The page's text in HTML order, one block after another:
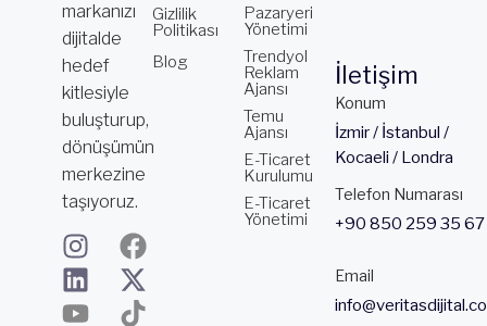
markanızı
dijitalde
hedef
kitlesiyle
buluşturup,
dönüşümün
merkezine
taşıyoruz.
I
n
s
F
a
c
L
i
n
X
-
t
Y
o
u
T
i
k
Gizlilik
Politikası
Blog
Pazaryeri
Yönetimi
Trendyol
Reklam
Ajansı
Temu
Ajansı
E-Ticaret
Kurulumu
E-Ticaret
Yönetimi
Konum
İzmir / İstanbul /
Kocaeli / Londra
Telefon Numarası
+90 850 259 35 67
Email
İletişim